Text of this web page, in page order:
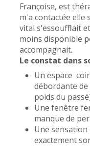
Françoise, est
m'a contactée elle
vital s'essoufflait
moins disponible
accompagnait.
Le constat dans
Un espace
débordante
poids du
Une fenêtre
manque de
Une
exactement